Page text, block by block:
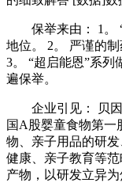
保举来由： 1。 “
地位。 2。 严谨的
3。 “超启能恩”系
遍保举。
企业引见： 贝因
国A股婴童食物第一
物、亲子用品的研
健康、亲子教育等
产物，以研发立异